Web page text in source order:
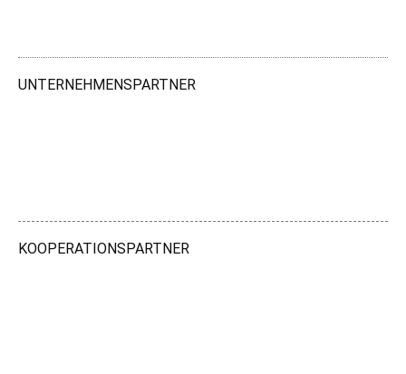
UNTERNEHMENSPARTNER
KOOPERATIONSPARTNER